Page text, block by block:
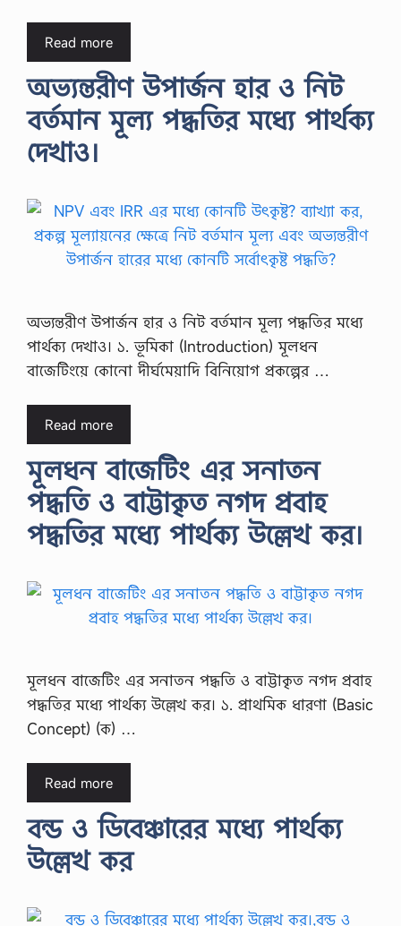
Read more
অভ্যন্তরীণ উপার্জন হার ও নিট
বর্তমান মূল্য পদ্ধতির মধ্যে পার্থক্য
দেখাও।
অভ্যন্তরীণ উপার্জন হার ও নিট বর্তমান মূল্য পদ্ধতির মধ্যে
পার্থক্য দেখাও। ১. ভূমিকা (Introduction) মূলধন
বাজেটিংয়ে কোনো দীর্ঘমেয়াদি বিনিয়োগ প্রকল্পের …
Read more
মূলধন বাজেটিং এর সনাতন
পদ্ধতি ও বাট্টাকৃত নগদ প্রবাহ
পদ্ধতির মধ্যে পার্থক্য উল্লেখ কর।
মূলধন বাজেটিং এর সনাতন পদ্ধতি ও বাট্টাকৃত নগদ প্রবাহ
পদ্ধতির মধ্যে পার্থক্য উল্লেখ কর। ১. প্রাথমিক ধারণা (Basic
Concept) (ক) …
Read more
বন্ড ও ডিবেঞ্চারের মধ্যে পার্থক্য
উল্লেখ কর